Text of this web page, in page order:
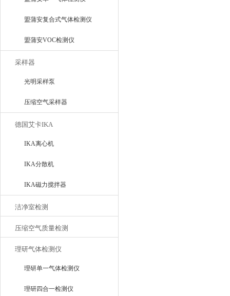
盟蒲安复合式气体检测仪
盟蒲安VOC检测仪
采样器
光明采样泵
压缩空气采样器
德国艾卡IKA
IKA离心机
IKA分散机
IKA磁力搅拌器
洁净室检测
压缩空气质量检测
理研气体检测仪
理研单一气体检测仪
理研四合一检测仪